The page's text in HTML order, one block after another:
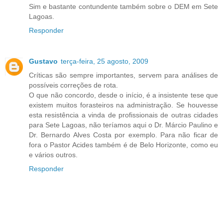
Sim e bastante contundente também sobre o DEM em Sete
Lagoas.
Responder
Gustavo terça-feira, 25 agosto, 2009
Críticas são sempre importantes, servem para análises de
possíveis correções de rota.
O que não concordo, desde o início, é a insistente tese que
existem muitos forasteiros na administração. Se houvesse
esta resistência a vinda de profissionais de outras cidades
para Sete Lagoas, não teríamos aqui o Dr. Márcio Paulino e
Dr. Bernardo Alves Costa por exemplo. Para não ficar de
fora o Pastor Acides também é de Belo Horizonte, como eu
e vários outros.
Responder